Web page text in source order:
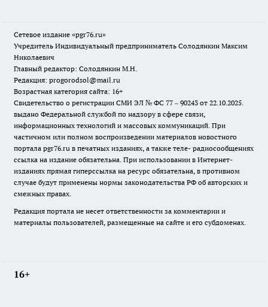
Сетевое издание «pgr76.ru»
Учредитель Индивидуальный предприниматель Солодянкин Максим
Николаевич
Главный редактор: Солодянкин М.Н.
Редакция: progorodsol@mail.ru
Возрастная категория сайта: 16+
Свидетельство о регистрации СМИ ЭЛ № ФС 77 – 90243 от 22.10.2025.
выдано Федеральной службой по надзору в сфере связи,
информационных технологий и массовых коммуникаций. При
частичном или полном воспроизведении материалов новостного
портала pgr76.ru в печатных изданиях, а также теле- радиосообщениях
ссылка на издание обязательна. При использовании в Интернет-
изданиях прямая гиперссылка на ресурс обязательна, в противном
случае будут применены нормы законодательства РФ об авторских и
смежных правах.
Редакция портала не несет ответственности за комментарии и
материалы пользователей, размещенные на сайте и его субдоменах.
16+